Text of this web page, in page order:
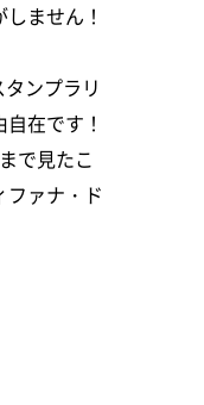
ません！
ンプラリ
在です！
で見たこ
ァナ・ド